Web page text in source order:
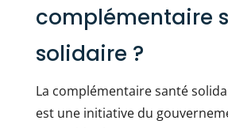
complémentaire
solidaire ?
La complémentaire santé
est une initiative du